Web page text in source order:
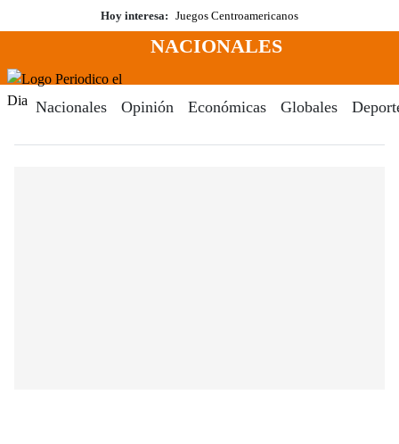
al
Hoy interesa: Juegos Centroamericanos
Menú
NACIONALES
Nacionales Opinión Económicas Globales